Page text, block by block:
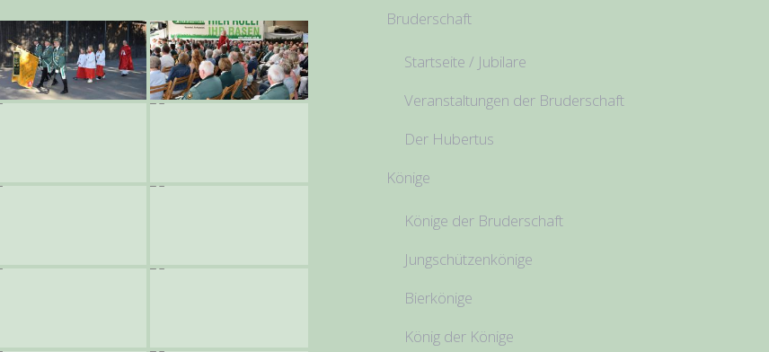
Bruderschaft
Startseite / Jubilare
Veranstaltungen der Bruderschaft
Der Hubertus
Könige
Könige der Bruderschaft
Jungschützenkönige
Bierkönige
König der Könige